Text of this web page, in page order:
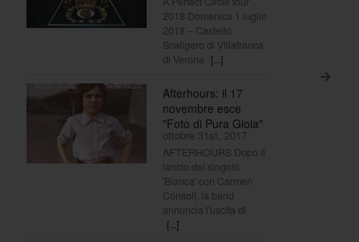
>
2018 Domenica 1 luglio
2018 – Castello
Scaligero di Villafranca
di Verona [...]
Afterhours: il 17
novembre esce
"Foto di Pura Gioia"
ottobre 31st, 2017
AFTERHOURS Dopo il
lancio del singolo
'Bianca' con Carmen
Consoli, la band
annuncia l'uscita di
[...]